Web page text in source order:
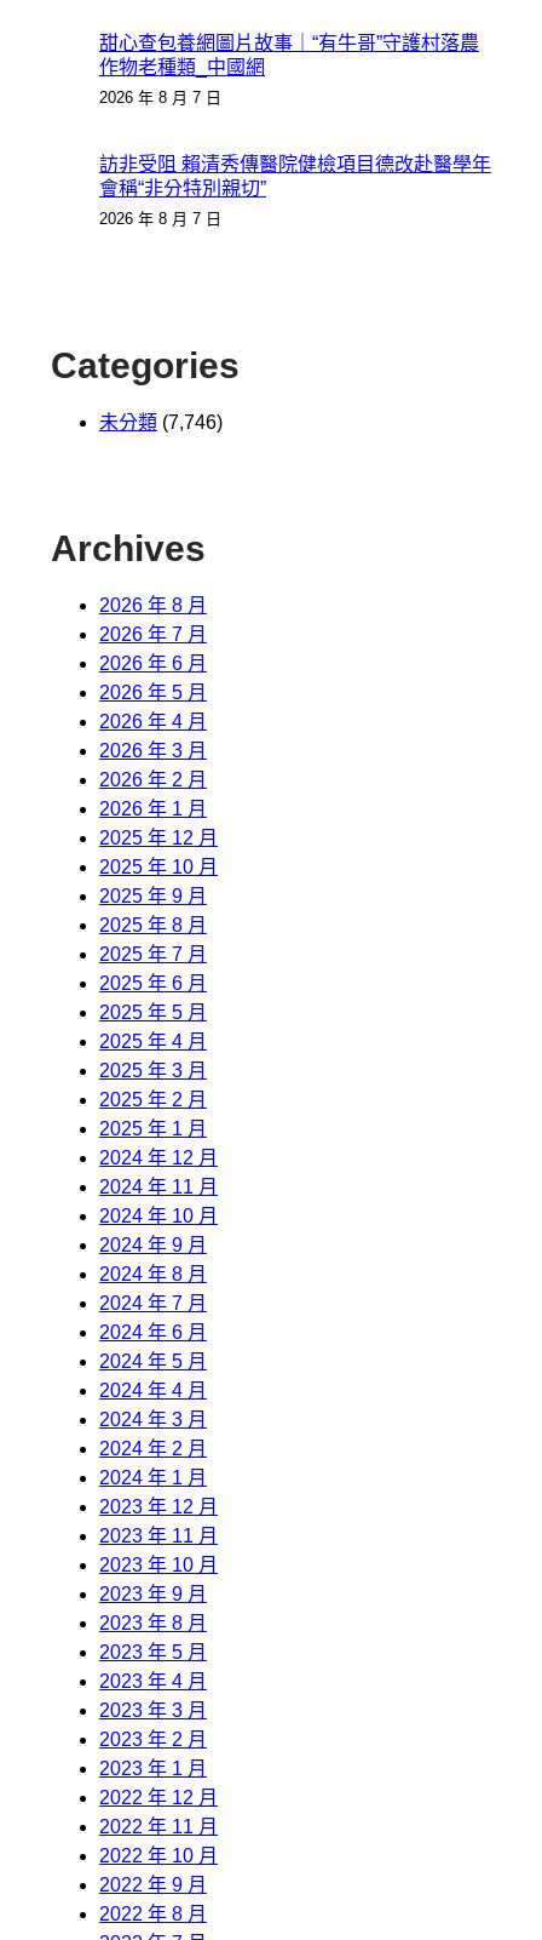
甜心查包養網圖片故事｜“有牛哥”守護村落農
作物老種類_中國網
2026 年 8 月 7 日
訪非受阻 賴清秀傳醫院健檢項目德改赴醫學年
會稱“非分特別親切”
2026 年 8 月 7 日
Categories
未分類 (7,746)
Archives
2026 年 8 月
2026 年 7 月
2026 年 6 月
2026 年 5 月
2026 年 4 月
2026 年 3 月
2026 年 2 月
2026 年 1 月
2025 年 12 月
2025 年 10 月
2025 年 9 月
2025 年 8 月
2025 年 7 月
2025 年 6 月
2025 年 5 月
2025 年 4 月
2025 年 3 月
2025 年 2 月
2025 年 1 月
2024 年 12 月
2024 年 11 月
2024 年 10 月
2024 年 9 月
2024 年 8 月
2024 年 7 月
2024 年 6 月
2024 年 5 月
2024 年 4 月
2024 年 3 月
2024 年 2 月
2024 年 1 月
2023 年 12 月
2023 年 11 月
2023 年 10 月
2023 年 9 月
2023 年 8 月
2023 年 5 月
2023 年 4 月
2023 年 3 月
2023 年 2 月
2023 年 1 月
2022 年 12 月
2022 年 11 月
2022 年 10 月
2022 年 9 月
2022 年 8 月